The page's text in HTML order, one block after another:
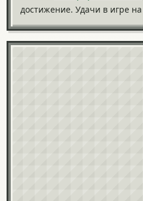
достижение. Удачи в игре